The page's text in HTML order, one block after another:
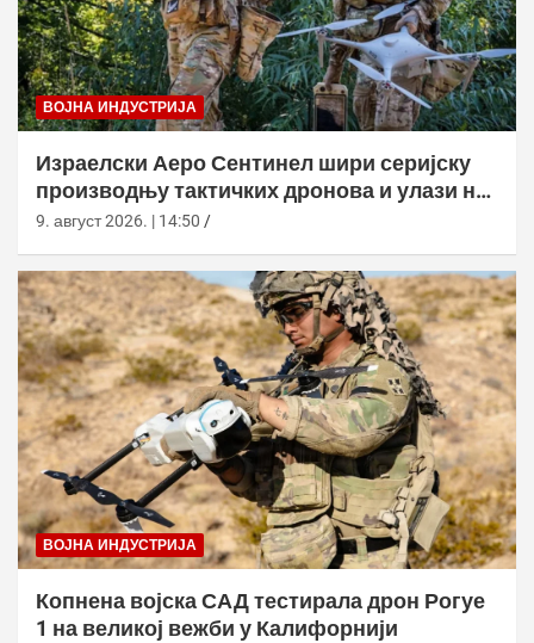
ВОЈНА ИНДУСТРИЈА
Израелски Аеро Сентинел шири серијску
производњу тактичких дронова и улази на
нова тржишта
9. август 2026. | 14:50
ВОЈНА ИНДУСТРИЈА
Копнена војска САД тестирала дрон Рогуе
1 на великој вежби у Калифорнији